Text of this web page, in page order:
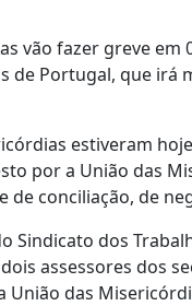
vão fazer greve em
de Portugal, que
estiveram
por a União das
conciliação, de
Sindicato dos
assessores dos
União das